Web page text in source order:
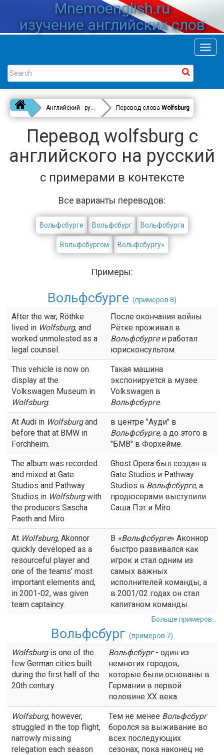
Mnemoenglish.ru
изучение английских слов
Английский - русский Перевод слова Wolfsburg
Перевод wolfsburg с
английского на русский
с примерами в контексте
Все варианты переводов:
Вольфсбурге Вольфсбург Вольфсбурга
Вольфсбургом Вольфсбургу»
Примеры:
Вольфсбурге (примеров 8)
After the war, Röthke
lived in Wolfsburg, and
worked unmolested as a
legal counsel.
После окончания войны
Рётке проживал в
Вольфсбургеи работал
юрисконсультом.
This vehicle is now on
display at the
Volkswagen Museum in
Wolfsburg.
Такая машина
экспонируется в музее
Volkswagen в
Вольфсбурге.
At Audi in Wolfsburgand
before that at BMW in
Forchheim.
в центре "Ауди" в
Вольфсбурге, а до этого в
"БМВ" в Форхейме.
The album was recorded
and mixed at Gate
Studios and Pathway
Studios in Wolfsburgwith
the producers Sascha
Paeth and Miro.
Ghost Opera был создан в
Gate Studios и Pathway
Studios в Вольфсбурге, а
продюсерами выступили
Саша Пэт и Miro.
At Wolfsburg, Akonnor
quickly developed as a
resourceful player and
one of the teams' most
important elements and,
in 2001-02, was given
team captaincy.
В «Вольфсбурге» Аконнор
быстро развивался как
игрок и стал одним из
самых важных
исполнителей команды, а
в 2001/02 годах он стал
капитаном команды.
Больше примеров...
Вольфсбург (примеров 7)
Wolfsburgis one of the
few German cities built
during the first half of the
20th century.
Вольфсбург- один из
немногих городов,
которые были основаны в
Германии в первой
половине ХХ века.
Wolfsburg, however,
struggled in the top flight,
narrowly missing
relegation each season
Тем не менее Вольфсбург
боролся за выживание во
всех последующих
сезонах, пока наконец не